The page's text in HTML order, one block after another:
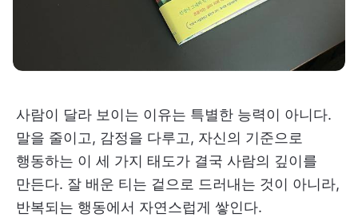
사람이 달라 보이는 이유는 특별한 능력이 아니다.
말을 줄이고, 감정을 다루고, 자신의 기준으로
행동하는 이 세 가지 태도가 결국 사람의 깊이를
만든다. 잘 배운 티는 겉으로 드러내는 것이 아니라,
반복되는 행동에서 자연스럽게 쌓인다.